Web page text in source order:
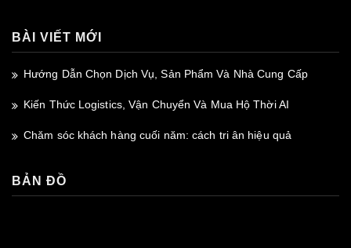
BÀI VIẾT MỚI
Hướng Dẫn Chọn Dịch Vụ, Sản Phẩm Và Nhà Cung Cấp
Kiến Thức Logistics, Vận Chuyển Và Mua Hộ Thời AI
Chăm sóc khách hàng cuối năm: cách tri ân hiệu quả
BẢN ĐỒ